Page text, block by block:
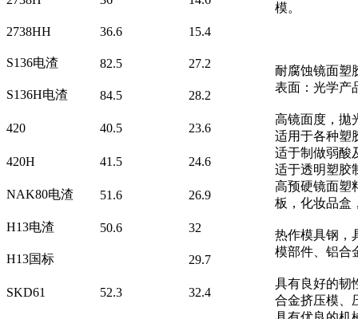
模。
2738HH 36.6 15.4
S136电渣 82.5 27.2
耐腐蚀镜面塑
表面：光学产
S136H电渣 84.5 28.2
420 40.5 23.6
高镜面度，拋
适用于各种
适于制做弱
适于透明塑胶
420H 41.5 24.6
NAK80电渣 51.6 26.9
高预硬镜面塑
板，化妆品盒
H13电渣
50.6 32
热作模具钢，
模部件、铝合
H13国标 29.7
SKD61 52.3 32.4
具有良好的韧
合金挤压模、